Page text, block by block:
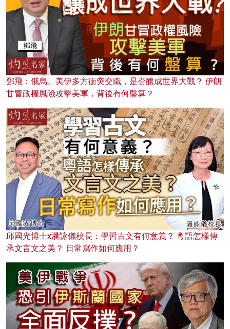
鄧飛：俄烏、美伊多方衝突交織，是否釀成世界大戰？ 伊朗
甘冒政權風險攻擊美軍，背後有何盤算？
邱國光博士x潘詠儀校長：學習古文有何意義？ 粵語怎樣傳
承文言文之美？ 日常寫作如何應用？